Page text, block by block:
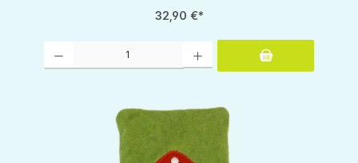
32,90 €*